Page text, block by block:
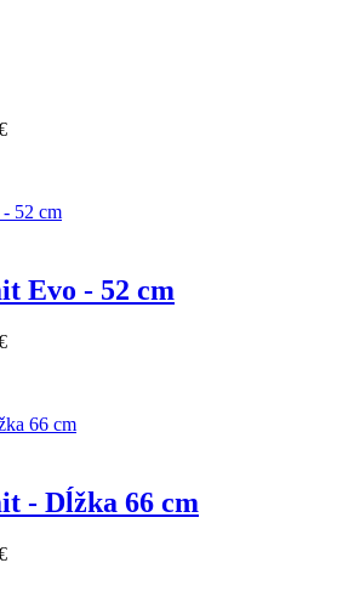
Evo - 52 cm
- Dĺžka 66 cm